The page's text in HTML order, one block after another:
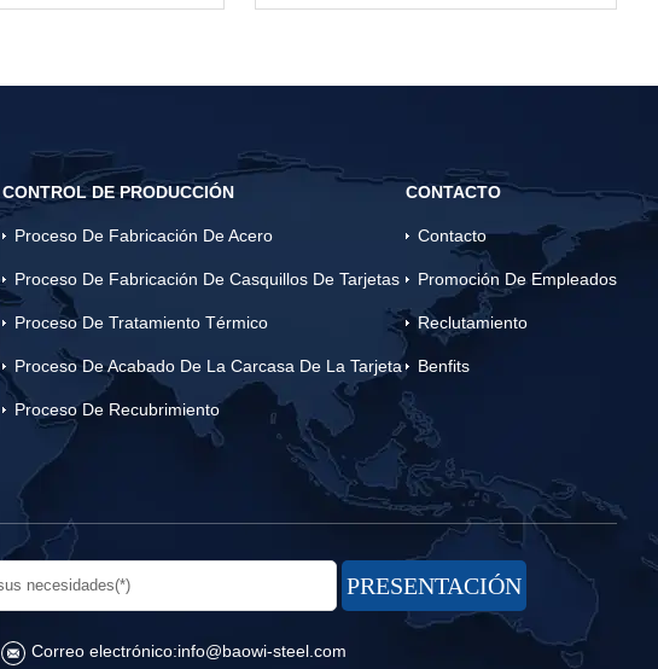
CONTROL DE PRODUCCIÓN
Proceso De Fabricación De Acero
Proceso De Fabricación De Casquillos De Tarjetas
Proceso De Tratamiento Térmico
Proceso De Acabado De La Carcasa De La Tarjeta
Proceso De Recubrimiento
CONTACTO
Contacto
Promoción De Empleados
Reclutamiento
Benfits
Correo electrónico:info@baowi-steel.com